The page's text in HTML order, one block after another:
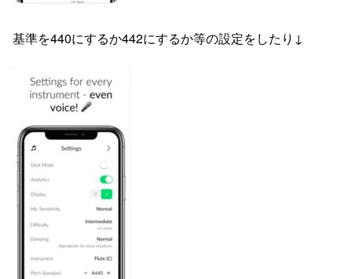
基準を440にするか442にするか等の設定をしたり↓